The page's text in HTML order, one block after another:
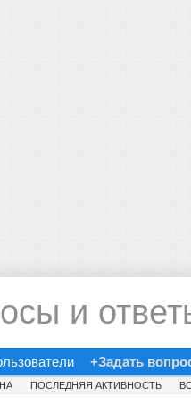
и
+Задать
ПОСЛЕДНЯЯ АКТИВНОСТЬ